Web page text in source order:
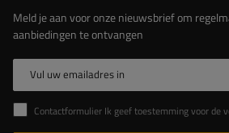
Meld je aan voor onze nieuwsbrief om
aanbiedingen te ontvangen
Vul uw emailadres in
Contactformulier Ik geef toestemming voor de verwerking van mijn persoonlijke gegevens in het contactformulier in